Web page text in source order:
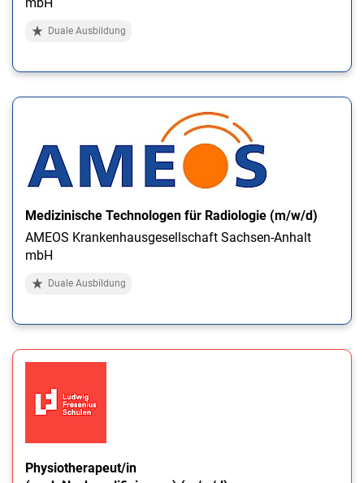
Duale Ausbildung
Medizinische Technologen für Radiologie (m/w/d)
AMEOS Krankenhausgesellschaft Sachsen-Anhalt
mbH
Duale Ausbildung
Physiotherapeut/in